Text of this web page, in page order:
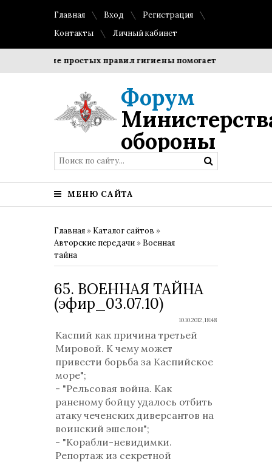
Главная Вход
Регистрация
Контакты
Личный кабинет
простых правил гигиены помогает сохранить
Форум
обороны
МЕНЮ САЙТА
Главная » Каталог сайтов »
Авторские передачи » Военная
тайна
65. ВОЕННАЯ ТАЙНА
(эфир_03.07.10)
10.10.2012, 18:48
Каспий как причина третьей
Мировой. К чему может
привести борьба за Каспийское
море";
- "Рельсовая война. Как
раненому бойцу удалось отбить
атаку чеченских диверсантов на
воинский эшелон";
- "Корабли-невидимки.
Репортаж из секретной